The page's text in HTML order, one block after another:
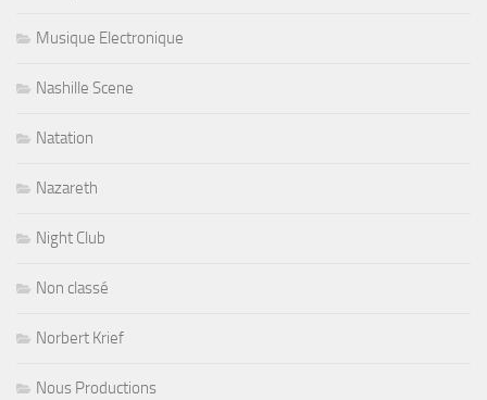
Musique Electronique
Nashille Scene
Natation
Nazareth
Night Club
Non classé
Norbert Krief
Nous Productions